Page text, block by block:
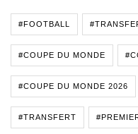
#FOOTBALL
#COUPE DU MONDE
#COUPE DU MONDE 2026
#TRANSFERT